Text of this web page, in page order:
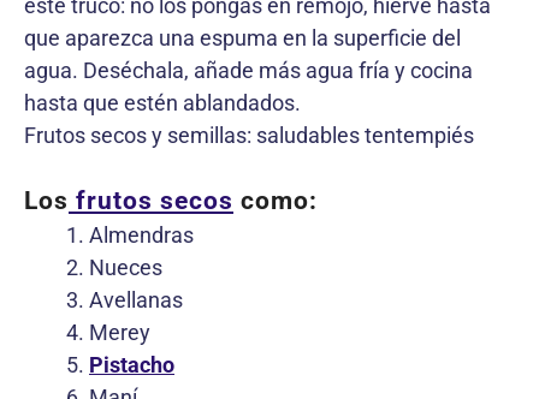
este truco: no los pongas en remojo, hierve hasta
que aparezca una espuma en la superficie del
agua. Deséchala, añade más agua fría y cocina
hasta que estén ablandados.
Frutos secos y semillas: saludables tentempiés
Los frutos secos como:
Almendras
Nueces
Avellanas
Merey
Pistacho